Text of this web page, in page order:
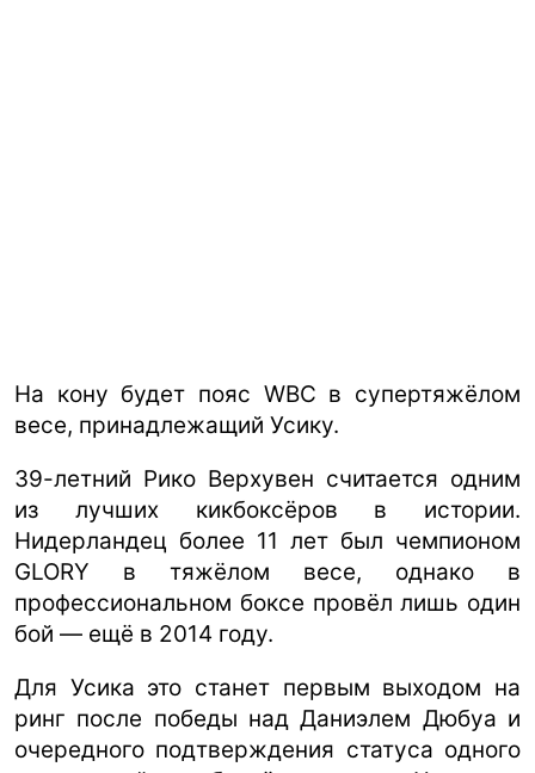
На кону будет пояс WBC в супертяжёлом
весе, принадлежащий Усику.
39-летний Рико Верхувен считается одним
из лучших кикбоксёров в истории.
Нидерландец более 11 лет был чемпионом
GLORY в тяжёлом весе, однако в
профессиональном боксе провёл лишь один
бой — ещё в 2014 году.
Для Усика это станет первым выходом на
ринг после победы над Даниэлем Дюбуа и
очередного подтверждения статуса одного